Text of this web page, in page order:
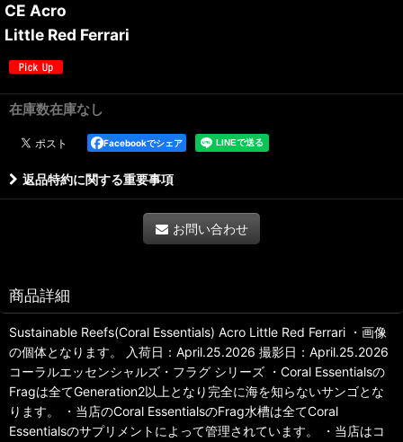
CE Acro
Little Red Ferrari
在庫数在庫なし
Facebookでシェア
返品特約に関する重要事項
お問い合わせ
商品詳細
Sustainable Reefs(Coral Essentials) Acro Little Red Ferrari ・画像
の個体となります。 入荷日：April.25.2026 撮影日：April.25.2026
コーラルエッセンシャルズ・フラグ シリーズ ・Coral Essentialsの
Fragは全てGeneration2以上となり完全に海を知らないサンゴとな
ります。 ・当店のCoral EssentialsのFrag水槽は全てCoral
Essentialsのサプリメントによって管理されています。 ・当店はコ